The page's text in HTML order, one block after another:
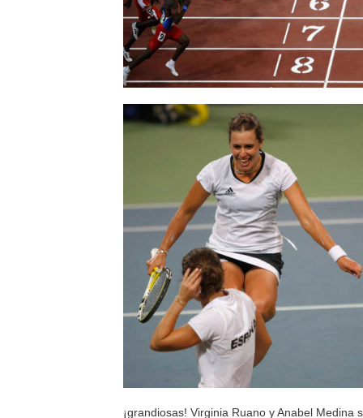
¡grandiosas! Virginia Ruano y Anabel Medina